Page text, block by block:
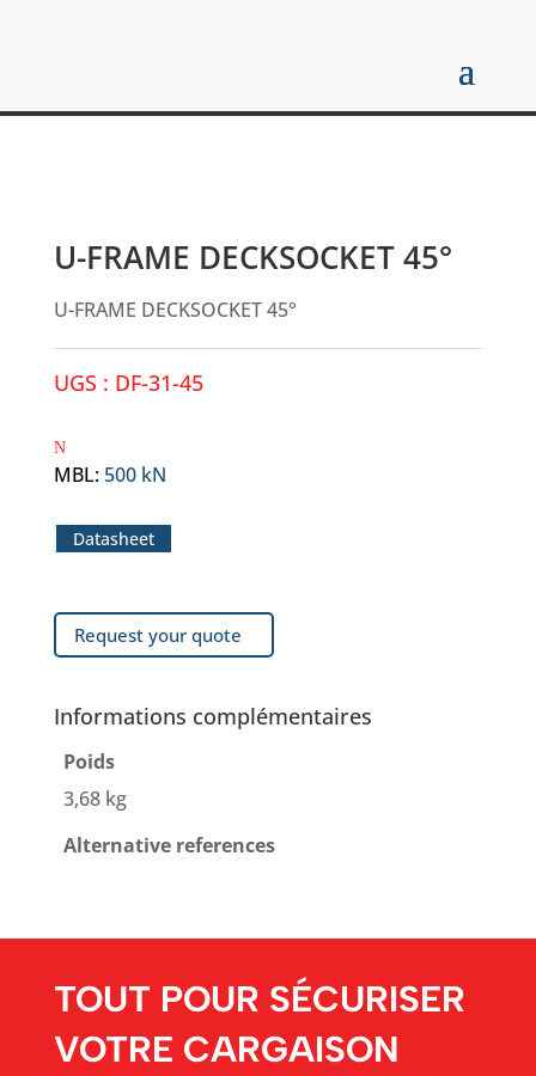
U-FRAME DECKSOCKET 45°
U-FRAME DECKSOCKET 45°
UGS : DF-31-45
MBL: 500 kN
Datasheet
Request your quote
Informations complémentaires
Poids
3,68 kg
Alternative references
TOUT POUR SÉCURISER
VOTRE CARGAISON